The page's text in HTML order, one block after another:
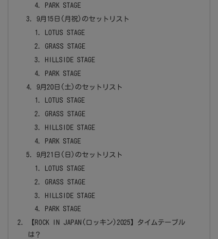
PARK STAGE
9月15日(月祝)のセットリスト
LOTUS STAGE
GRASS STAGE
HILLSIDE STAGE
PARK STAGE
9月20日(土)のセットリスト
LOTUS STAGE
GRASS STAGE
HILLSIDE STAGE
PARK STAGE
9月21日(日)のセットリスト
LOTUS STAGE
GRASS STAGE
HILLSIDE STAGE
PARK STAGE
【ROCK IN JAPAN(ロッキン)2025】タイムテーブル
は？